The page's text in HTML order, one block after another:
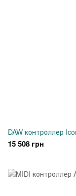
DAW контроллер
15 508 грн